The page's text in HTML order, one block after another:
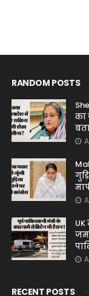
RANDOM POSTS
का
RECENT POSTS